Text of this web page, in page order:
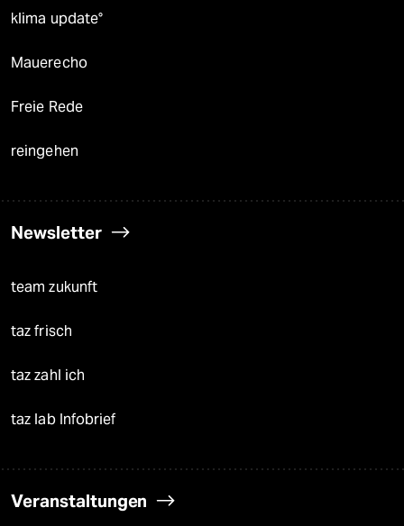
klima update°
Mauerecho
Freie Rede
reingehen
Newsletter
team zukunft
taz frisch
taz zahl ich
taz lab Infobrief
Veranstaltungen